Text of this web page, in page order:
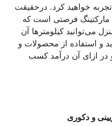
خواهید کرد. درحقیقت
مارکتینگ فرصتی است که
می‌توانید کیلومترها آن
و استفاده از محصولات و
در ازای آن درآمد کسب
و دکوری